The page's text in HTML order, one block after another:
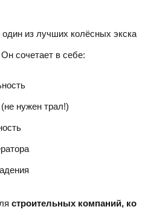
из лучших колёсных экска
сочетает в себе:
нужен трал!)
строительных компаний, ко